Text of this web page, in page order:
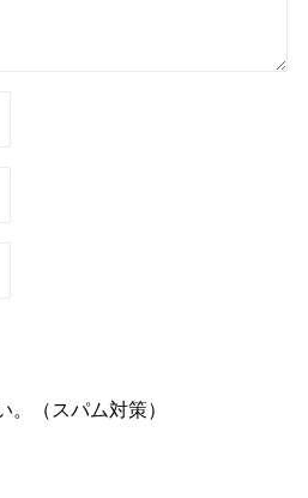
（スパム対策）